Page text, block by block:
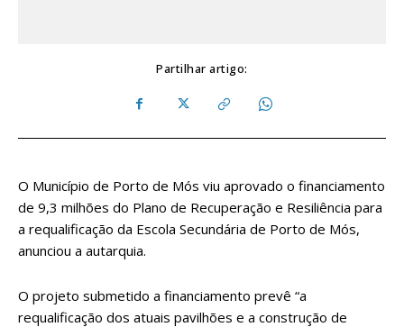
Partilhar artigo:
O Município de Porto de Mós viu aprovado o financiamento
de 9,3 milhões do Plano de Recuperação e Resiliência para
a requalificação da Escola Secundária de Porto de Mós,
anunciou a autarquia.
O projeto submetido a financiamento prevê “a
requalificação dos atuais pavilhões e a construção de